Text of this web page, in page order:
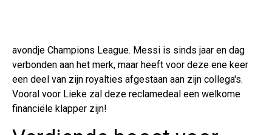
avondje Champions League. Messi is sinds jaar en dag
verbonden aan het merk, maar heeft voor deze ene keer
een deel van zijn royalties afgestaan aan zijn collega's.
Vooral voor Lieke zal deze reclamedeal een welkome
financiële klapper zijn!